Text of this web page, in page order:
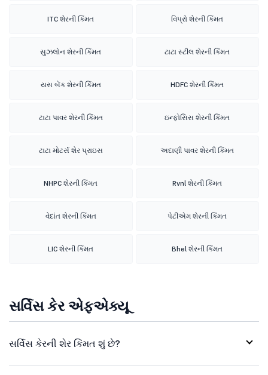
ITC શેરની કિંમત વિપ્રો શેરની કિંમત
સુઝલોન શેરની કિંમત ટાટા સ્ટીલ શેરની કિંમત
યસ બેંક શેરની કિંમત HDFC શેરની કિંમત
ટાટા પાવર શેરની કિંમત ઇન્ફોસિસ શેરની કિંમત
ટાટા મોટર્સ શેર પ્રાઇસ અદાણી પાવર શેરની કિંમત
NHPC શેરની કિંમત Rvnl શેરની કિંમત
વેદાંત શેરની કિંમત પેટીએમ શેરની કિંમત
LIC શેરની કિંમત Bhel શેરની કિંમત
સર્વિસ કેર એફએક્યૂ
સર્વિસ કેરની શેર કિંમત શું છે?